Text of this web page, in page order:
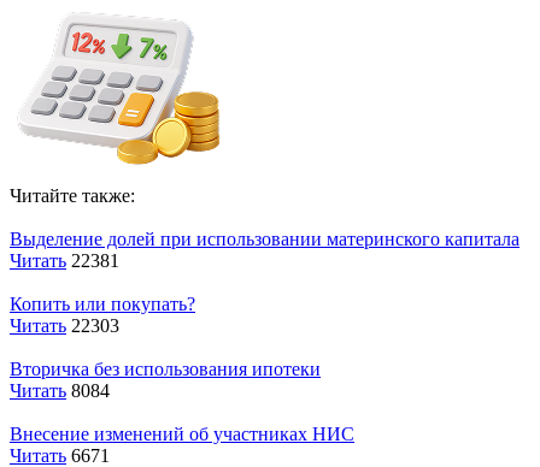
Читайте также:
Выделение долей при использовании материнского капитала
Читать 22381
Копить или покупать?
Читать 22303
Вторичка без использования ипотеки
Читать 8084
Внесение изменений об участниках НИС
Читать 6671